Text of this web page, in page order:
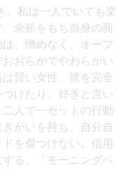
。私は一人でいても楽
余裕をもち自身の商
、憎めなく、オープ
おらかでやわらかい
賢い女性。彼を完全
けたり、好きと言い
人で一セットの行動
がいを持ち、自分自
を傷つけない。信用
る。「モーニングペ